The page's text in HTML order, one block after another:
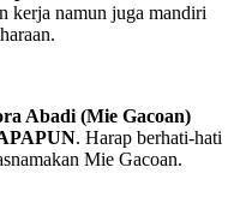
kerja namun juga mandiri
Abadi (Mie Gacoan)
. Harap berhati-hati
Mie Gacoan.